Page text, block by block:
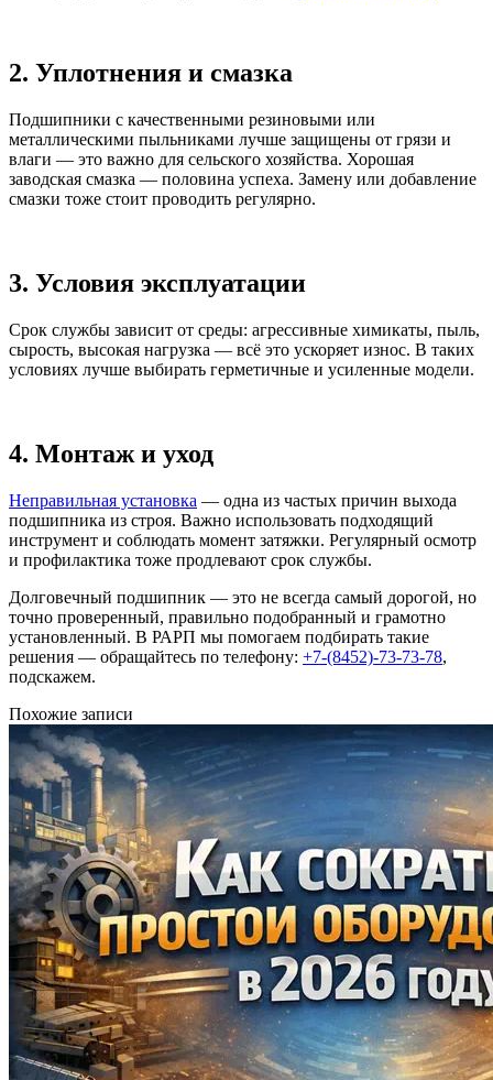
2. Уплотнения и смазка
Подшипники с качественными резиновыми или
металлическими пыльниками лучше защищены от грязи и
влаги — это важно для сельского хозяйства. Хорошая
заводская смазка — половина успеха. Замену или добавление
смазки тоже стоит проводить регулярно.
3. Условия эксплуатации
Срок службы зависит от среды: агрессивные химикаты, пыль,
сырость, высокая нагрузка — всё это ускоряет износ. В таких
условиях лучше выбирать герметичные и усиленные модели.
4. Монтаж и уход
Неправильная установка — одна из частых причин выхода
подшипника из строя. Важно использовать подходящий
инструмент и соблюдать момент затяжки. Регулярный осмотр
и профилактика тоже продлевают срок службы.
Долговечный подшипник — это не всегда самый дорогой, но
точно проверенный, правильно подобранный и грамотно
установленный. В РАРП мы помогаем подбирать такие
решения — обращайтесь по телефону: +7-(8452)-73-73-78,
подскажем.
Похожие записи